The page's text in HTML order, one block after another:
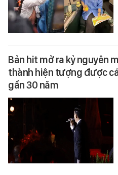
Bản hit mở ra kỷ nguyên
thành hiện tượng được
gần 30 năm